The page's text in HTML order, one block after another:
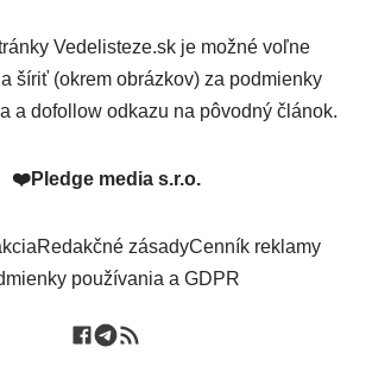
Vedelisteze.sk je možné voľne
šíriť (okrem obrázkov) za podmienky
a dofollow odkazu na pôvodný článok.
❤️Pledge media s.r.o.
Redakčné zásadyCenník reklamy
používania a GDPR